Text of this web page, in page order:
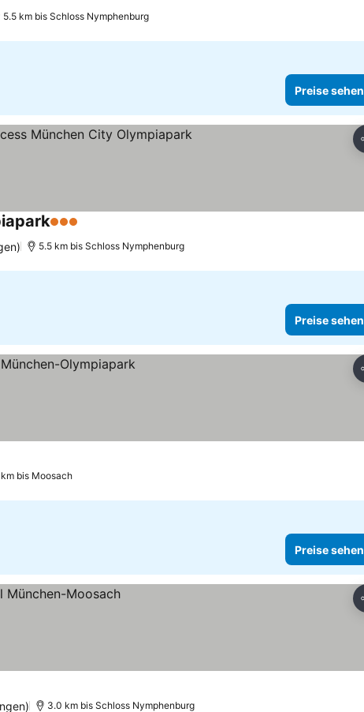
5.5 km bis Schloss Nymphenburg
Preise sehen
3 Sterne
5.5 km bis Schloss Nymphenburg
Preise sehen
km bis Moosach
Preise sehen
3.0 km bis Schloss Nymphenburg